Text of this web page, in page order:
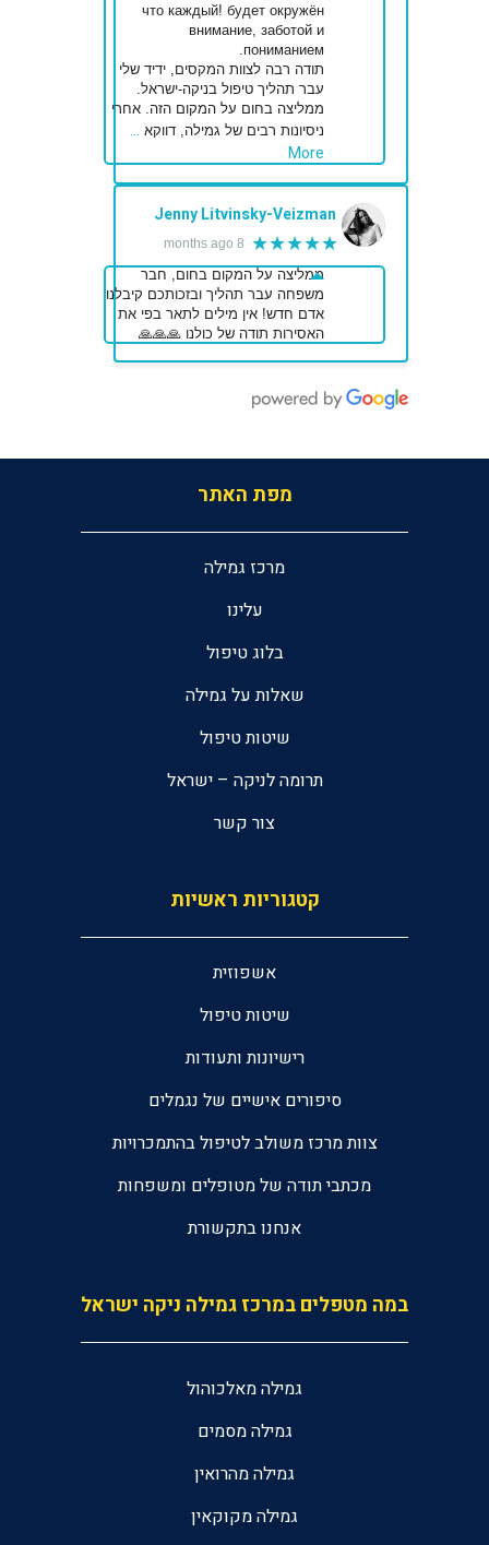
что каждый! будет окружён
внимание, заботой и
пониманием.
תודה רבה לצוות המקסים, ידיד שלי
עבר תהליך טיפול בניקה-ישראל.
ממליצה בחום על המקום הזה. אחרי
ניסיונות רבים של גמילה, דווקא …
More
Jenny Litvinsky-Veizman
★★★★★
8 months ago
ממליצה על המקום בחום, חבר
משפחה עבר תהליך ובזכותכם קיבלנו
אדם חדש! אין מילים לתאר בפי את
האסירות תודה של כולנו 🙏🙏🙏
מפת האתר
מרכז גמילה
עלינו
בלוג טיפול
שאלות על גמילה
שיטות טיפול
תרומה לניקה – ישראל
צור קשר
קטגוריות ראשיות
אשפוזית
שיטות טיפול
רישיונות ותעודות
סיפורים אישיים של נגמלים
צוות מרכז משולב לטיפול בהתמכרויות
מכתבי תודה של מטופלים ומשפחות
אנחנו בתקשורת
במה מטפלים במרכז גמילה ניקה ישראל
גמילה מאלכוהול
גמילה מסמים
גמילה מהרואין
גמילה מקוקאין